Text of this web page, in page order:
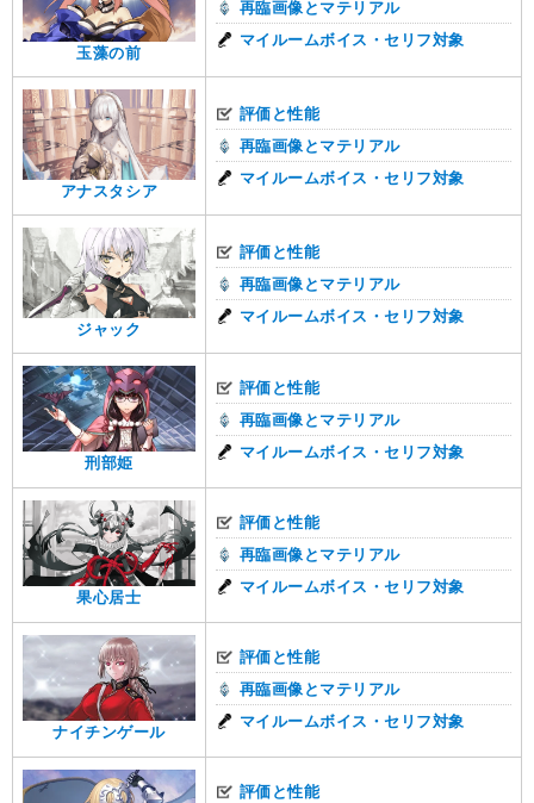
玉藻の前
再臨画像とマテリアル
マイルームボイス・セリフ対象
アナスタシア
評価と性能
再臨画像とマテリアル
マイルームボイス・セリフ対象
ジャック
評価と性能
再臨画像とマテリアル
マイルームボイス・セリフ対象
刑部姫
評価と性能
再臨画像とマテリアル
マイルームボイス・セリフ対象
果心居士
評価と性能
再臨画像とマテリアル
マイルームボイス・セリフ対象
ナイチンゲール
評価と性能
再臨画像とマテリアル
マイルームボイス・セリフ対象
評価と性能